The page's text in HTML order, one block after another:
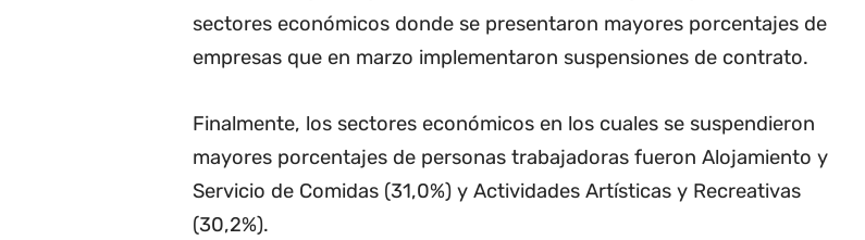
sectores económicos donde se presentaron mayores porcentajes de
empresas que en marzo implementaron suspensiones de contrato.
Finalmente, los sectores económicos en los cuales se suspendieron
mayores porcentajes de personas trabajadoras fueron Alojamiento y
Servicio de Comidas (31,0%) y Actividades Artísticas y Recreativas
(30,2%).